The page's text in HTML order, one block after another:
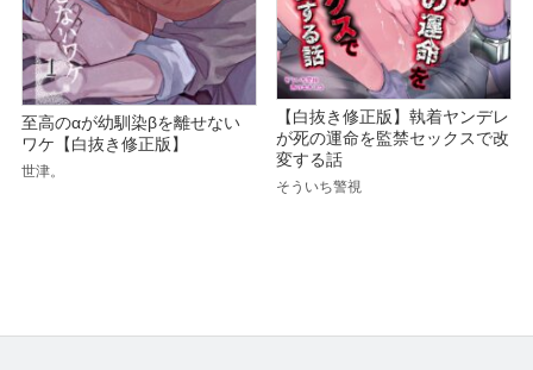
至高のαが幼馴染βを離せない
ワケ【白抜き修正版】
世津。
【白抜き修正版】執着ヤンデレ
が死の運命を監禁セックスで改
変する話
そういち警視